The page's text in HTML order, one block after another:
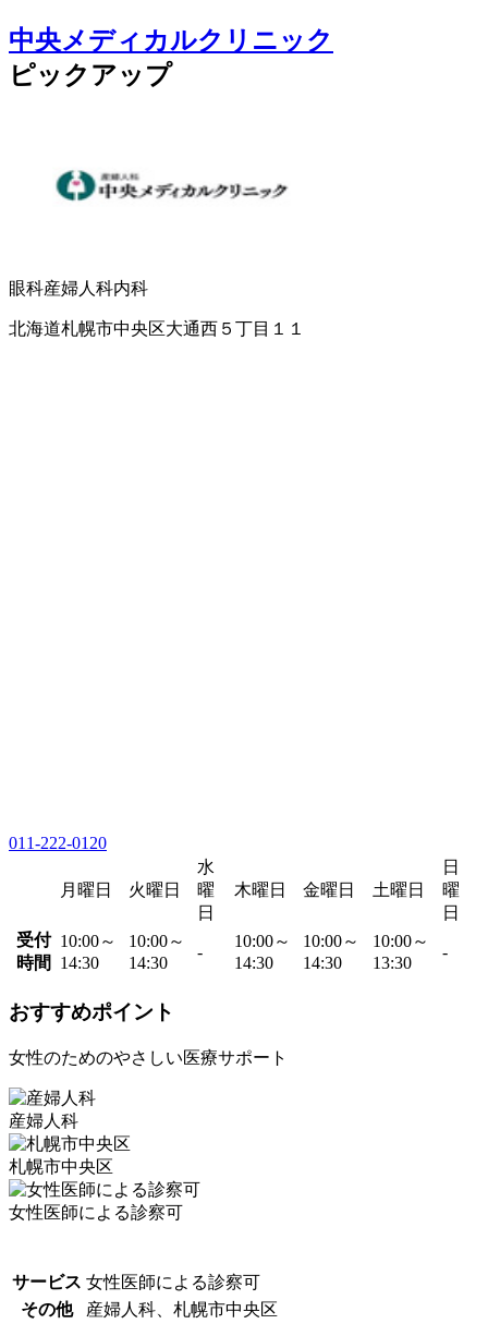
中央メディカルクリニック
ピックアップ
眼科産婦人科内科
北海道札幌市中央区大通西５丁目１１
011-222-0120
月曜日 火曜日
水
曜
日
木曜日 金曜日 土曜日
日
曜
日
受付
時間
10:00～
14:30
10:00～
14:30
-
10:00～
14:30
10:00～
14:30
10:00～
13:30
-
おすすめポイント
女性のためのやさしい医療サポート
産婦人科
札幌市中央区
女性医師による診察可
サービス 女性医師による診察可
その他
産婦人科、札幌市中央区